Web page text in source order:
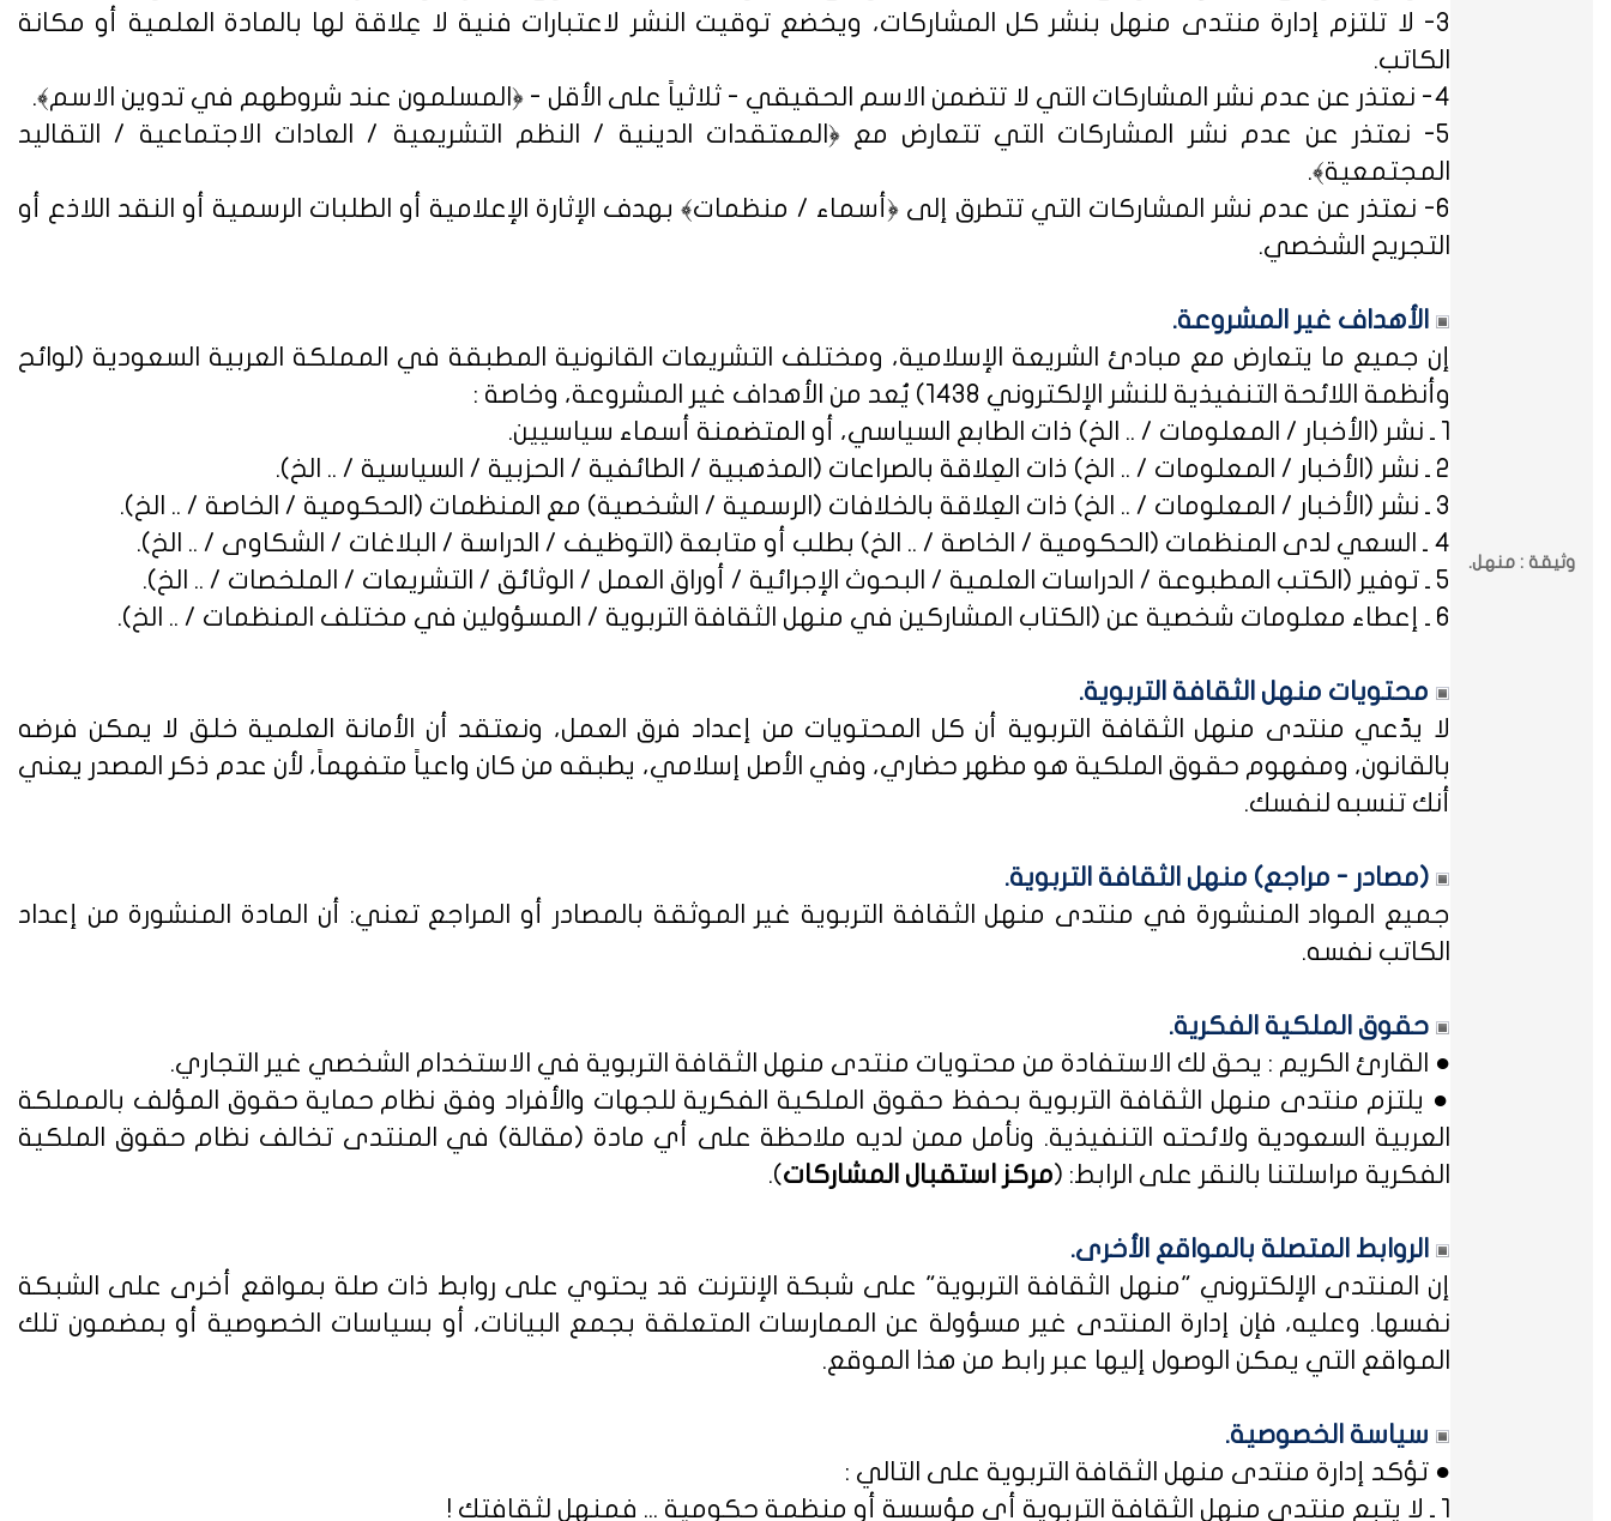
وثيقة : منهل.
3- لا تلتزم إدارة منتدى منهل بنشر كل المشاركات، ويخضع توقيت النشر لاعتبارات فنية لا عِلاقة لها بالمادة العلمية أو مكانة
الكاتب.
4- نعتذر عن عدم نشر المشاركات التي لا تتضمن الاسم الحقيقي - ثلاثياً على الأقل - ﴿المسلمون عند شروطهم في تدوين الاسم﴾.
5- نعتذر عن عدم نشر المشاركات التي تتعارض مع ﴿المعتقدات الدينية / النظم التشريعية / العادات الاجتماعية / التقاليد
المجتمعية﴾.
6- نعتذر عن عدم نشر المشاركات التي تتطرق إلى ﴿أسماء / منظمات﴾ بهدف الإثارة الإعلامية أو الطلبات الرسمية أو النقد اللاذع أو
التجريح الشخصي.
الأهداف غير المشروعة.
إن جميع ما يتعارض مع مبادئ الشريعة الإسلامية، ومختلف التشريعات القانونية المطبقة في المملكة العربية السعودية (لوائح
وأنظمة اللائحة التنفيذية للنشر الإلكتروني 1438
) يُعد من الأهداف غير المشروعة، وخاصة :
1 ـ نشر (الأخبار / المعلومات / .. الخ) ذات الطابع السياسي، أو المتضمنة أسماء سياسيين.
2 ـ نشر (الأخبار / المعلومات / .. الخ) ذات العِلاقة بالصراعات (المذهبية / الطائفية / الحزبية / السياسية / .. الخ).
3 ـ نشر (الأخبار / المعلومات / .. الخ) ذات العِلاقة بالخلافات (الرسمية / الشخصية) مع المنظمات (الحكومية / الخاصة / .. الخ).
4 ـ السعي لدى المنظمات (الحكومية / الخاصة / .. الخ) بطلب أو متابعة (التوظيف / الدراسة / البلاغات / الشكاوى / .. الخ).
5 ـ توفير (الكتب المطبوعة / الدراسات العلمية / البحوث الإجرائية / أوراق العمل / الوثائق / التشريعات / الملخصات / .. الخ).
6 ـ إعطاء معلومات شخصية عن (الكتاب المشاركين في منهل الثقافة التربوية / المسؤولين في مختلف المنظمات / .. الخ).
محتويات منهل الثقافة التربوية.
لا يدّعي منتدى منهل الثقافة التربوية أن كل المحتويات من إعداد فرق العمل، ونعتقد أن الأمانة العلمية خلق لا يمكن فرضه
بالقانون، ومفهوم حقوق الملكية هو مظهر حضاري، وفي الأصل إسلامي، يطبقه من كان واعياً متفهماً، لأن عدم ذكر المصدر يعني
أنك تنسبه لنفسك.
(مصادر - مراجع) منهل الثقافة التربوية.
جميع المواد المنشورة في منتدى منهل الثقافة التربوية غير الموثقة بالمصادر أو المراجع تعني: أن المادة المنشورة من إعداد
الكاتب نفسه.
حقوق الملكية الفكرية.
● القارئ الكريم : يحق لك الاستفادة من محتويات منتدى منهل الثقافة التربوية في الاستخدام الشخصي غير التجاري.
● يلتزم منتدى منهل الثقافة التربوية بحفظ حقوق الملكية الفكرية للجهات والأفراد وفق نظام حماية حقوق المؤلف بالمملكة
العربية السعودية ولائحته التنفيذية. ونأمل ممن لديه ملاحظة على أي مادة (مقالة) في المنتدى تخالف نظام حقوق الملكية
الفكرية مراسلتنا بالنقر على الرابط: (مركز استقبال المشاركات).
الروابط المتصلة بالمواقع الأخرى.
إن المنتدى الإلكتروني "منهل الثقافة التربوية" على شبكة الإنترنت قد يحتوي على روابط ذات صلة بمواقع أخرى على الشبكة
نفسها. وعليه، فإن إدارة المنتدى غير مسؤولة عن الممارسات المتعلقة بجمع البيانات، أو بسياسات الخصوصية أو بمضمون تلك
المواقع التي يمكن الوصول إليها عبر رابط من هذا الموقع.
سياسة الخصوصية.
● تؤكد إدارة منتدى منهل الثقافة التربوية على التالي :
1 ـ لا يتبع منتدى منهل الثقافة التربوية أي مؤسسة أو منظمة حكومية ... فمنهل لثقافتك !